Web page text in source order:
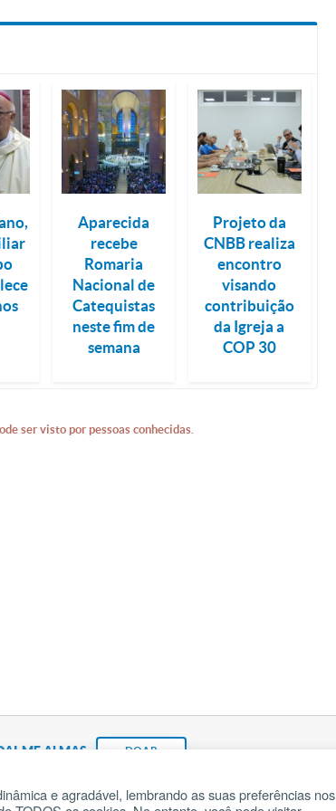
Aparecida
recebe
Romaria
Nacional de
Catequistas
neste fim de
semana
Projeto da
CNBB realiza
encontro
visando
contribuição
da Igreja a
COP 30
ser visto por pessoas conhecidas.
ME ALMAS DOAR
e agradável, lembrando as suas preferências nos